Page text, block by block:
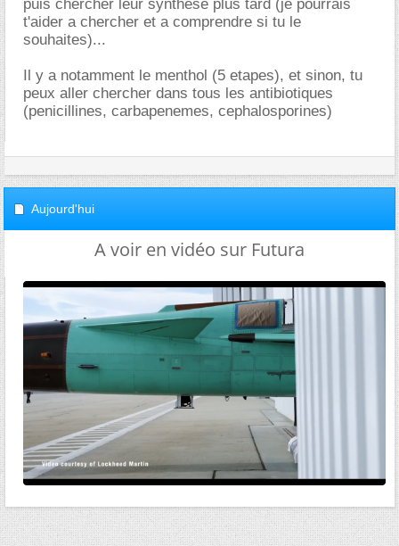
puis chercher leur synthese plus tard (je pourrais
t'aider a chercher et a comprendre si tu le
souhaites)...
Il y a notamment le menthol (5 etapes), et sinon, tu
peux aller chercher dans tous les antibiotiques
(penicillines, carbapenemes, cephalosporines)
Aujourd'hui
A voir en vidéo sur Futura